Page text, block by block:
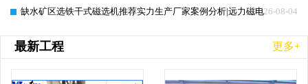
2026-08-04
缺水矿区选铁干式磁选机推荐实力生产厂家案例分析|远力磁电
最新工程 更多+